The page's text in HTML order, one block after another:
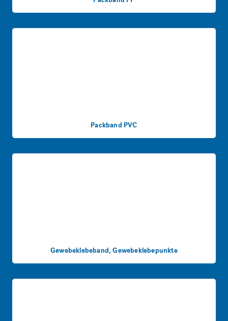
Packband PVC
Gewebeklebeband, Gewebeklebepunkte